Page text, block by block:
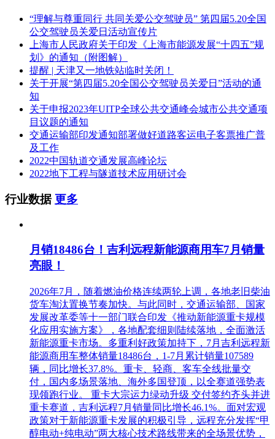
“理解与尊重同行 共同关爱公交驾驶员” 第四届5.20全国
公交驾驶员关爱日活动宣传片
上海市人民政府关于印发《上海市能源发展“十四五”规
划》的通知（附图解）
提醒 | 天津又一地铁站临时关闭！
关于开展“第四届5.20全国公交驾驶员关爱日”活动的通
知
关于申报2023年UITP全球公共交通峰会城市公共交通项
目议题的通知
交通运输部印发通知部署做好道路客运电子客票推广普
及工作
2022中国轨道交通发展高峰论坛
2022地下工程与隧道技术应用研讨会
行业数据更多
月销18486台！吉利远程新能源商用车7月销量
亮眼！
2026年7月，随着燃油价格连续两轮上调，各地老旧柴油
货车淘汰置换节奏加快。与此同时，交通运输部、国家
发展改革委等十一部门联合印发《推动新能源重卡规模
化应用实施方案》，各地配套细则陆续落地，全面激活
新能源重卡市场。多重利好政策加持下，7月吉利远程新
能源商用车整体销量18486台，1-7月累计销量107589
辆，同比增长37.8%。重卡、轻商、客车全线批量交
付，国内多场景落地、海外多国登顶，以全赛道强势表
现领跑行业。 重卡大宗运力绿动升级 交付签约齐头并进
重卡赛道，吉利远程7月销量同比增长46.1%。面对宏观
政策对于新能源重卡发展的积极引导，远程充分发挥“甲
醇电动+纯电动”两大核心技术路线带来的全场景优势，